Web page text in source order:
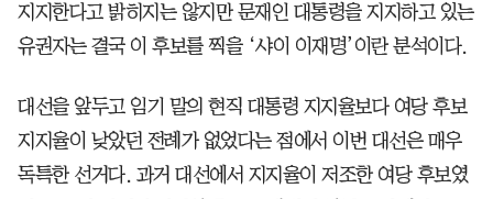
지지한다고 밝히지는 않지만 문재인 대통령을 지지하고 있는
유권자는 결국 이 후보를 찍을 ‘샤이 이재명’이란 분석이다.
대선을 앞두고 임기 말의 현직 대통령 지지율보다 여당 후보
지지율이 낮았던 전례가 없었다는 점에서 이번 대선은 매우
독특한 선거다. 과거 대선에서 지지율이 저조한 여당 후보였